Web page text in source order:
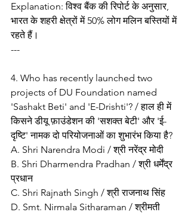
Explanation: विश्व बैंक की रिपोर्ट के अनुसार,
भारत के शहरी क्षेत्रों में 50% लोग मलिन बस्तियों में
रहते हैं।
---
4. Who has recently launched two
projects of DU Foundation named
'Sashakt Beti' and 'E-Drishti'? / हाल ही में
किसने डीयू फ़ाउंडेशन की 'सशक्त बेटी' और 'ई-
दृष्टि' नामक दो परियोजनाओं का शुभारंभ किया है?
A. Shri Narendra Modi / श्री नरेंद्र मोदी
B. Shri Dharmendra Pradhan / श्री धर्मेंद्र
प्रधान
C. Shri Rajnath Singh / श्री राजनाथ सिंह
D. Smt. Nirmala Sitharaman / श्रीमती